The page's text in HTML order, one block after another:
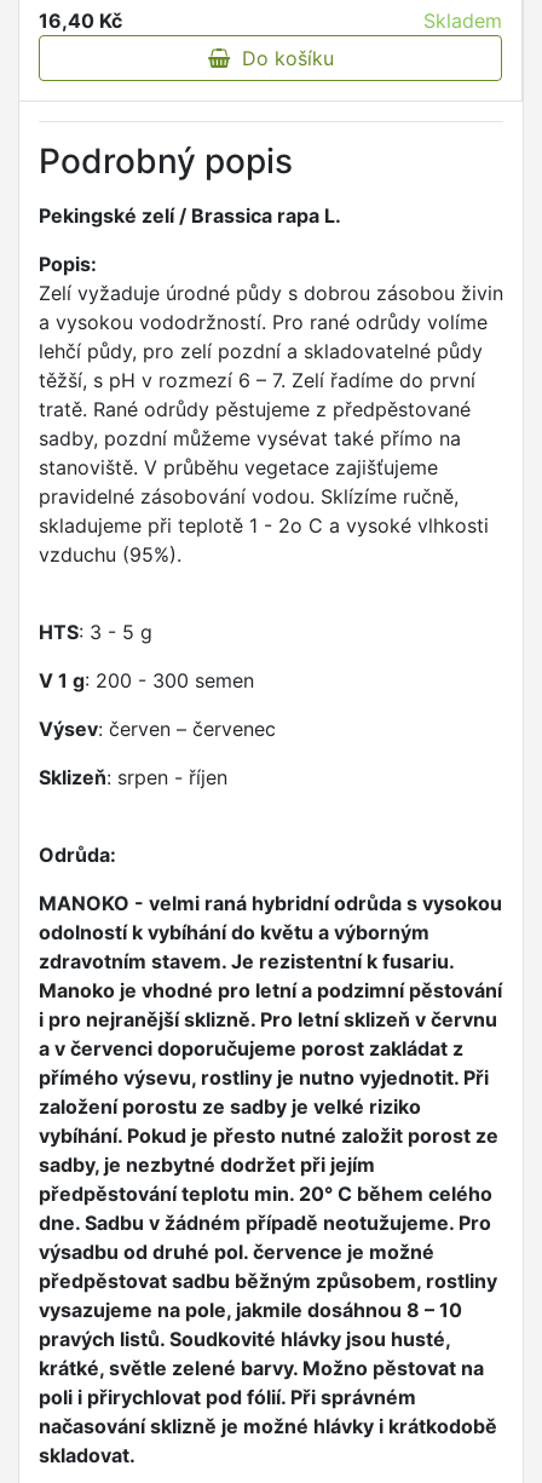
16,40 Kč
Skladem
Do košíku
Podrobný popis
Pekingské zelí / Brassica rapa L.
Popis:
Zelí vyžaduje úrodné půdy s dobrou zásobou živin
a vysokou vododržností. Pro rané odrůdy volíme
lehčí půdy, pro zelí pozdní a skladovatelné půdy
těžší, s pH v rozmezí 6 – 7. Zelí řadíme do první
tratě. Rané odrůdy pěstujeme z předpěstované
sadby, pozdní můžeme vysévat také přímo na
stanoviště. V průběhu vegetace zajišťujeme
pravidelné zásobování vodou. Sklízíme ručně,
skladujeme při teplotě 1 - 2o C a vysoké vlhkosti
vzduchu (95%).
HTS: 3 - 5 g
V 1 g: 200 - 300 semen
Výsev: červen – červenec
Sklizeň: srpen - říjen
Odrůda:
MANOKO - velmi raná hybridní odrůda s vysokou
odolností k vybíhání do květu a výborným
zdravotním stavem. Je rezistentní k fusariu.
Manoko je vhodné pro letní a podzimní pěstování
i pro nejranější sklizně. Pro letní sklizeň v červnu
a v červenci doporučujeme porost zakládat z
přímého výsevu, rostliny je nutno vyjednotit. Při
založení porostu ze sadby je velké riziko
vybíhání. Pokud je přesto nutné založit porost ze
sadby, je nezbytné dodržet při jejím
předpěstování teplotu min. 20° C během celého
dne. Sadbu v žádném případě neotužujeme. Pro
výsadbu od druhé pol. července je možné
předpěstovat sadbu běžným způsobem, rostliny
vysazujeme na pole, jakmile dosáhnou 8 – 10
pravých listů. Soudkovité hlávky jsou husté,
krátké, světle zelené barvy. Možno pěstovat na
poli i přirychlovat pod fólií. Při správném
načasování sklizně je možné hlávky i krátkodobě
skladovat.